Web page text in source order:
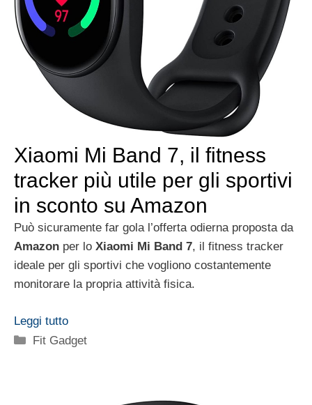
Xiaomi Mi Band 7, il fitness
tracker più utile per gli sportivi
in sconto su Amazon
Può sicuramente far gola l’offerta odierna proposta da
Amazon per lo Xiaomi Mi Band 7, il fitness tracker
ideale per gli sportivi che vogliono costantemente
monitorare la propria attività fisica.
Leggi tutto
Categorie
Fit Gadget